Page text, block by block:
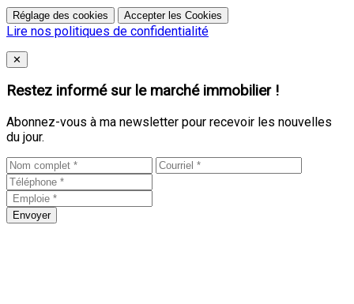
Réglage des cookies Accepter les Cookies
Lire nos politiques de confidentialité
Close
✕
Restez informé sur le marché immobilier !
Abonnez-vous à ma newsletter pour recevoir les nouvelles
du jour.
Envoyer